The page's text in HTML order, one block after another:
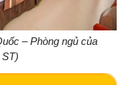
– Phòng ngủ của